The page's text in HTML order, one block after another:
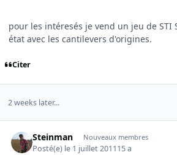
pour les intéresés je vend un jeu de STI
état avec les cantilevers d'origines.
Citer
2 weeks later...
Steinman Nouveaux membres
Posté(e) le 1 juillet 201115 a